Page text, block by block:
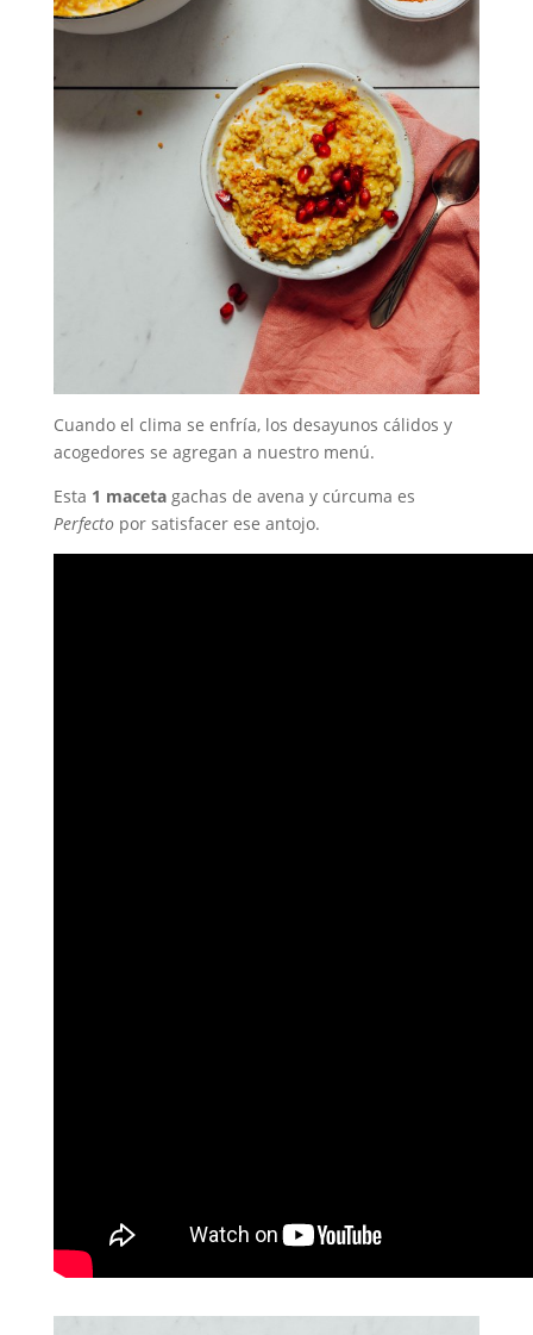
Cuando el clima se enfría, los desayunos cálidos y
acogedores se agregan a nuestro menú.
Esta 1 macetagachas de avena y cúrcuma es
Perfectopor satisfacer ese antojo.